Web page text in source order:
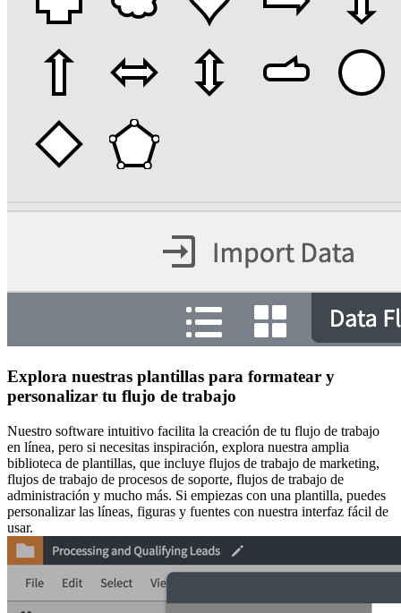
Explora nuestras plantillas para formatear y
personalizar tu flujo de trabajo
Nuestro software intuitivo facilita la creación de tu flujo de trabajo
en línea, pero si necesitas inspiración, explora nuestra amplia
biblioteca de plantillas, que incluye flujos de trabajo de marketing,
flujos de trabajo de procesos de soporte, flujos de trabajo de
administración y mucho más. Si empiezas con una plantilla, puedes
personalizar las líneas, figuras y fuentes con nuestra interfaz fácil de
usar.